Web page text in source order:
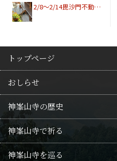
2/8〜2/14毘沙門不動護摩開始時間変更のお知らせ
トップページ
おしらせ
最新情報
行事のご案内
護摩祈願のご案内
神峯山寺の歴史
皇族の所縁
行者の歴史
神峯山寺で祈る
毘沙門不動護摩
神峯山寺を巡る